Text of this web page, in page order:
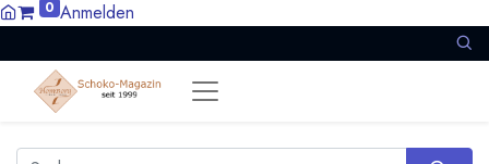
0 Anmelden